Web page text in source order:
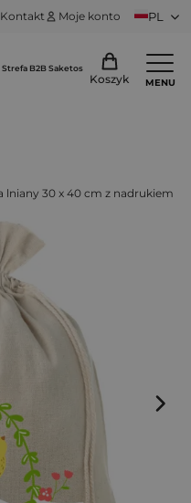
Kontakt Moje konto PL
Strefa B2B Saketos
Koszyk MENU
lniany 30 x 40 cm z nadrukiem